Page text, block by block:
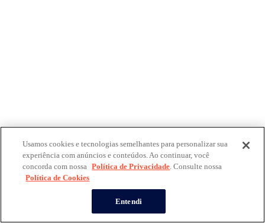
Usamos cookies e tecnologias semelhantes para personalizar sua
experiência com anúncios e conteúdos. Ao continuar, você
concorda com nossa Política de Privacidade. Consulte nossa
Política de Cookies
Entendi